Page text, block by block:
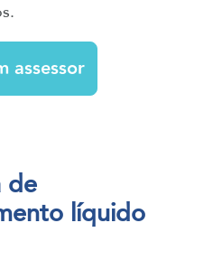
assessor
de
líquido